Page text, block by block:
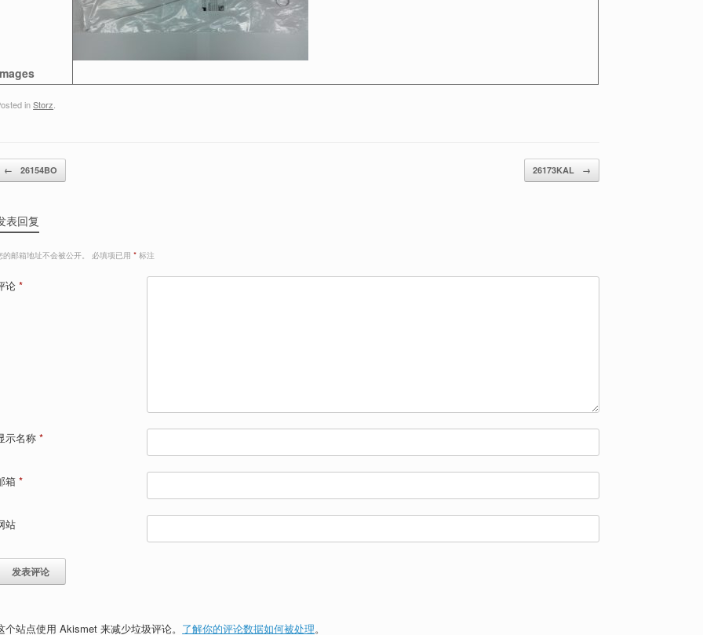
inStorz
navigation
← 26154BO 26173KAL →
表回复
的邮箱地址不会被公开。 必填项已用* 标注
论*
示名称*
箱*
站
个站点使用 Akismet 来减少垃圾评论。 了解你的评论数据如何被处理。